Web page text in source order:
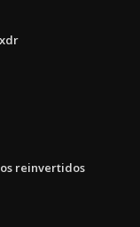
reinvertidos